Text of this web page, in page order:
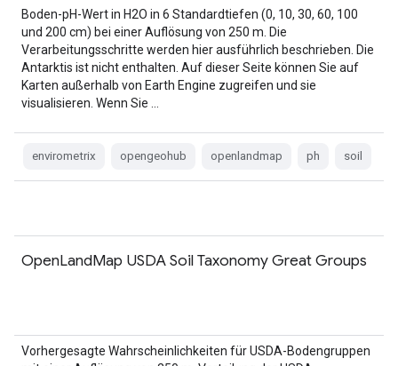
Boden-pH-Wert in H2O in 6 Standardtiefen (0, 10, 30, 60, 100
und 200 cm) bei einer Auflösung von 250 m. Die
Verarbeitungsschritte werden hier ausführlich beschrieben. Die
Antarktis ist nicht enthalten. Auf dieser Seite können Sie auf
Karten außerhalb von Earth Engine zugreifen und sie
visualisieren. Wenn Sie …
envirometrix opengeohub openlandmap ph soil
OpenLandMap USDA Soil Taxonomy Great Groups
Vorhergesagte Wahrscheinlichkeiten für USDA-Bodengruppen